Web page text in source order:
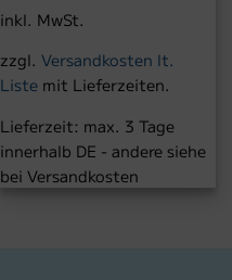
inkl. MwSt.
zzgl. Versandkosten lt.
Listemit Lieferzeiten.
Lieferzeit: max. 3 Tage
innerhalb DE - andere siehe
bei Versandkosten